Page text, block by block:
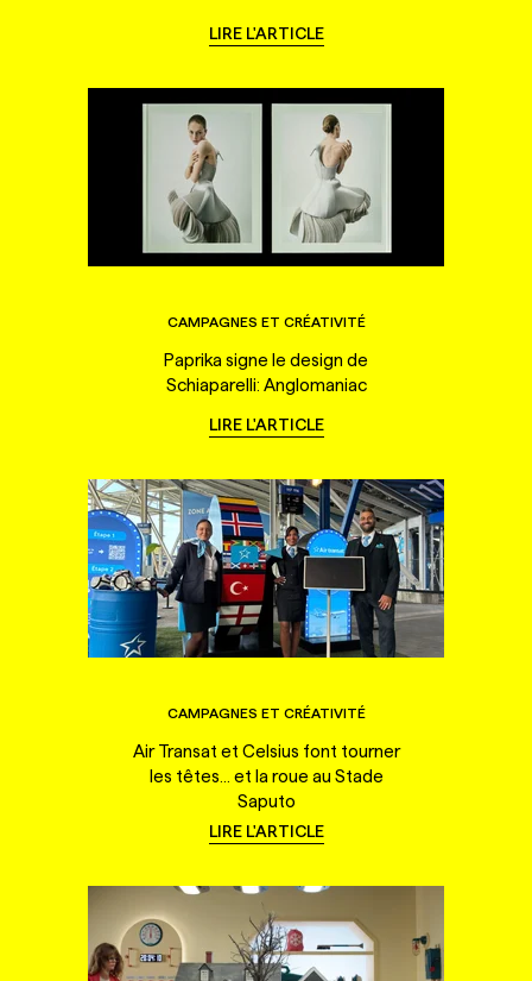
LIRE L'ARTICLE
CAMPAGNES ET CRÉATIVITÉ
Paprika signe le design de
Schiaparelli: Anglomaniac
LIRE L'ARTICLE
CAMPAGNES ET CRÉATIVITÉ
Air Transat et Celsius font tourner
les têtes... et la roue au Stade
Saputo
LIRE L'ARTICLE